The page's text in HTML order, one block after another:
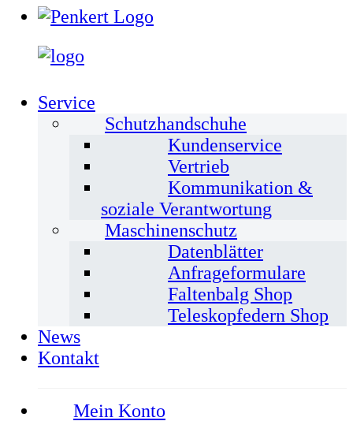
Service
Schutzhandschuhe
Kundenservice
Vertrieb
Kommunikation &
soziale Verantwortung
Maschinenschutz
Datenblätter
Anfrageformulare
Faltenbalg Shop
Teleskopfedern Shop
News
Kontakt
Mein Konto